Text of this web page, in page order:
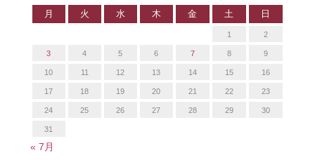
月 火 水 木 金 土 日
1 2
3 4 5 6 7 8 9
10 11 12 13 14 15 16
17 18 19 20 21 22 23
24 25 26 27 28 29 30
31
« 7月